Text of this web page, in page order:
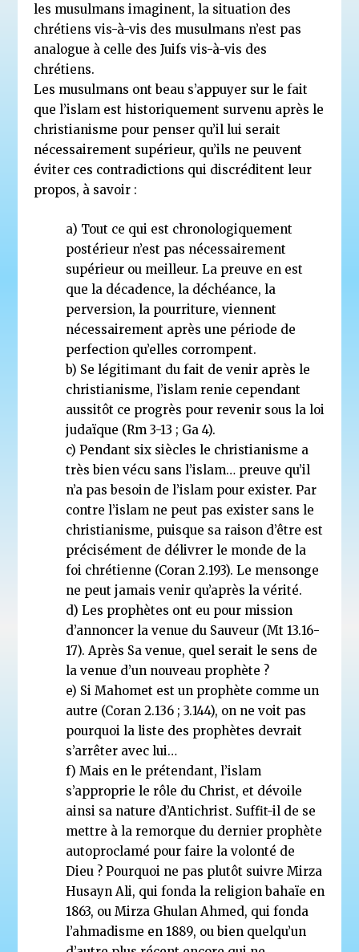
les musulmans imaginent, la situation des
chrétiens vis-à-vis des musulmans n’est pas
analogue à celle des Juifs vis-à-vis des
chrétiens.
Les musulmans ont beau s’appuyer sur le fait
que l’islam est historiquement survenu après le
christianisme pour penser qu’il lui serait
nécessairement supérieur, qu’ils ne peuvent
éviter ces contradictions qui discréditent leur
propos, à savoir :
a) Tout ce qui est chronologiquement
postérieur n’est pas nécessairement
supérieur ou meilleur. La preuve en est
que la décadence, la déchéance, la
perversion, la pourriture, viennent
nécessairement après une période de
perfection qu’elles corrompent.
b) Se légitimant du fait de venir après le
christianisme, l’islam renie cependant
aussitôt ce progrès pour revenir sous la loi
judaïque (Rm 3-13 ; Ga 4).
c) Pendant six siècles le christianisme a
très bien vécu sans l’islam… preuve qu’il
n’a pas besoin de l’islam pour exister. Par
contre l’islam ne peut pas exister sans le
christianisme, puisque sa raison d’être est
précisément de délivrer le monde de la
foi chrétienne (Coran 2.193). Le mensonge
ne peut jamais venir qu’après la vérité.
d) Les prophètes ont eu pour mission
d’annoncer la venue du Sauveur (Mt 13.16-
17). Après Sa venue, quel serait le sens de
la venue d’un nouveau prophète ?
e) Si Mahomet est un prophète comme un
autre (Coran 2.136 ; 3.144), on ne voit pas
pourquoi la liste des prophètes devrait
s’arrêter avec lui…
f) Mais en le prétendant, l’islam
s’approprie le rôle du Christ, et dévoile
ainsi sa nature d’Antichrist. Suffit-il de se
mettre à la remorque du dernier prophète
autoproclamé pour faire la volonté de
Dieu ? Pourquoi ne pas plutôt suivre Mirza
Husayn Ali, qui fonda la religion bahaïe en
1863, ou Mirza Ghulan Ahmed, qui fonda
l’ahmadisme en 1889, ou bien quelqu’un